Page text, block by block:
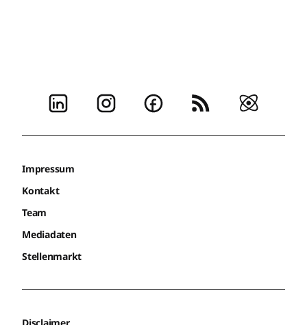
Impressum
Kontakt
Team
Mediadaten
Stellenmarkt
Disclaimer